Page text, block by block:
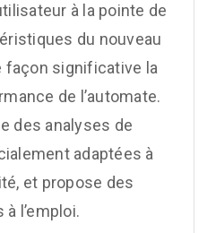
à la pointe de
du nouveau
façon significative la
de l’automate.
des analyses de
adaptées à
et propose des
l’emploi.